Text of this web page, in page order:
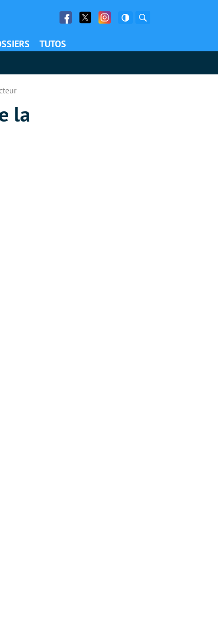
Facebook
Twitter Facebook
TUTOS
la